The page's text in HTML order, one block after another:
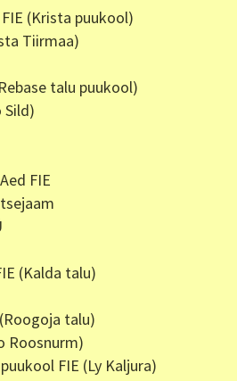
(Krista puukool)
Tiirmaa)
talu puukool)
Sild)
FIE
(Kalda talu)
talu)
Roosnurm)
FIE (Ly Kaljura)